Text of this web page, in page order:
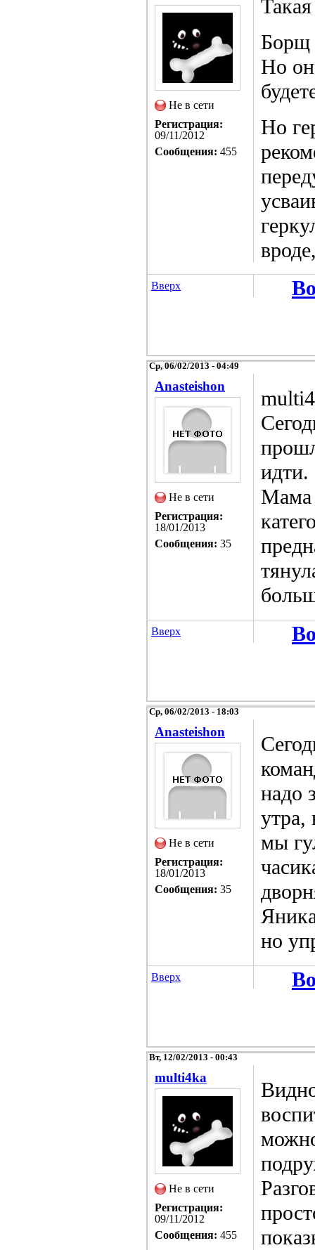
Не в сети
Регистрация:
09/11/2012
Сообщения: 455
Борщ
Но
Но
Вверх
Ср, 06/02/2013 - 04:49
Anasteishon
Не в сети
Регистрация:
18/01/2013
Сообщения: 35
Мама
Вверх
Ср, 06/02/2013 - 18:03
Anasteishon
Не в сети
Регистрация:
18/01/2013
Сообщения: 35
надо
утра,
мы
но
Вверх
Вт, 12/02/2013 - 00:43
multi4ka
Не в сети
Регистрация:
09/11/2012
Сообщения: 455